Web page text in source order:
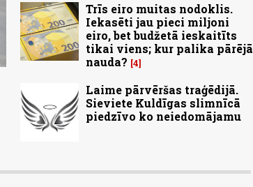
Trīs eiro muitas nodoklis.
Iekasēti jau pieci miljoni
eiro, bet budžetā ieskaitīts
tikai viens; kur palika pārējā
nauda? 4
Laime pārvēršas traģēdijā.
Sieviete Kuldīgas slimnīcā
piedzīvo ko neiedomājamu